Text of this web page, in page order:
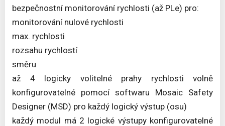
bezpečnostní monitorování rychlosti (až PLe) pro:
monitorování nulové rychlosti
max. rychlosti
rozsahu rychlostí
směru
až 4 logicky volitelné prahy rychlosti volně
konfigurovatelné pomocí softwaru Mosaic Safety
Designer (MSD) pro každý logický výstup (osu)
každý modul má 2 logické výstupy konfigurovatelné